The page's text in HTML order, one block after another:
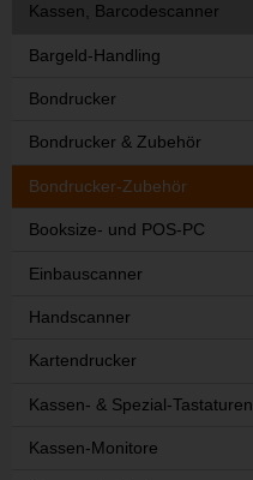
Kassen, Barcodescanner
Bargeld-Handling
Bondrucker
Bondrucker & Zubehör
Bondrucker-Zubehör
Booksize- und POS-PC
Einbauscanner
Handscanner
Kartendrucker
Kassen- & Spezial-Tastaturen
Kassen-Monitore